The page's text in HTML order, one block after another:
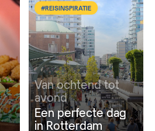
#REISINSPIRATIE
Van ochtend tot
avond
Een perfecte dag
in Rotterdam